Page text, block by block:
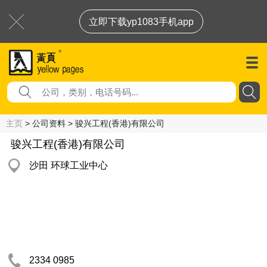
立即下载yp1083手机app
主页 > 公司资料 > 骏兴工程(香港)有限公司
骏兴工程(香港)有限公司
沙田 环球工业中心
2334 0985